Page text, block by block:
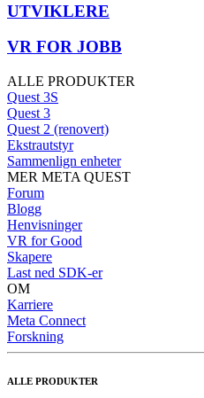
UTVIKLERE
VR FOR JOBB
ALLE PRODUKTER
Quest 3S
Quest 3
Quest 2 (renovert)
Ekstrautstyr
Sammenlign enheter
MER META QUEST
Forum
Blogg
Henvisninger
VR for Good
Skapere
Last ned SDK-er
OM
Karriere
Meta Connect
Forskning
ALLE PRODUKTER